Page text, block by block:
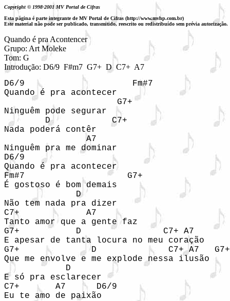
Copyright © 1998-2001 MV Portal de Cifras
Esta página é parte integrante de MV Portal de Cifras (http://www.mvhp.com.br)
Este material não pode ser publicado, transmitido, reescrito ou redistribuído sem prévia autorização.
Quando é pra Acontencer
Grupo: Art Moleke
Tom: G
Introdução: D6/9  F#m7  G7+  D  C7+  A7
D6/9                     Fm#7
Quando é pra acontecer
                      G7+
Ninguêm pode segurar
        D            C7+
Nada poderá contêr
                A7
Ninguêm pra me dominar
D6/9
Quando é pra acontecer
Fm#7                    G7+
É gostoso é bom demais
              D
Não tem nada pra dizer
C7+             A7
Tanto amor que a gente faz
G7+           D                C7+ A7
E apesar de tanta locura no meu coração
G7+              D              C7+ A7   G7+
Que me envolve e me explode nessa
            D
E só pra esclarecer
C7+       A7      D6/9
Eu te amo de paixão